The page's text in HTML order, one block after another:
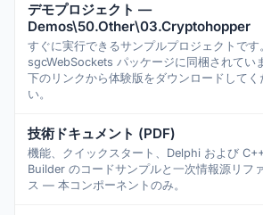
デモプロジェクト —
Demos\50.Other\03.Cryptohopper
すぐに実行できるサンプルプロジェクトです
sgcWebSockets パッケージに同梱されて
下のリンクから体験版をダウンロードしてく
い。
技術ドキュメント (PDF)
機能、クイックスタート、Delphi および
Builder のコードサンプルと一次情報源リフ
ス — 本コンポーネントのみ。